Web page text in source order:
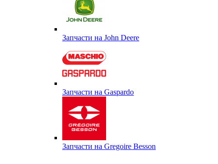
Запчасти на John Deere
Запчасти на Gaspardo
Запчасти на Gregoire Besson